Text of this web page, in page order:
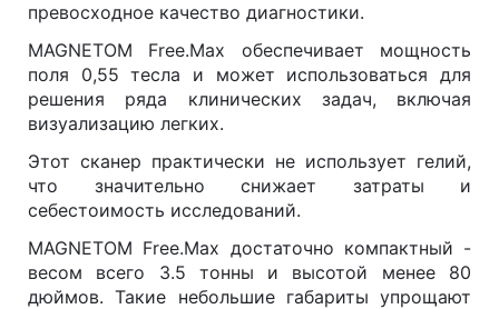
превосходное качество диагностики.
MAGNETOM Free.Max обеспечивает мощность
поля 0,55 тесла и может использоваться для
решения ряда клинических задач, включая
визуализацию легких.
Этот сканер практически не использует гелий,
что значительно снижает затраты и
себестоимость исследований.
MAGNETOM Free.Max достаточно компактный -
весом всего 3.5 тонны и высотой менее 80
дюймов. Такие небольшие габариты упрощают